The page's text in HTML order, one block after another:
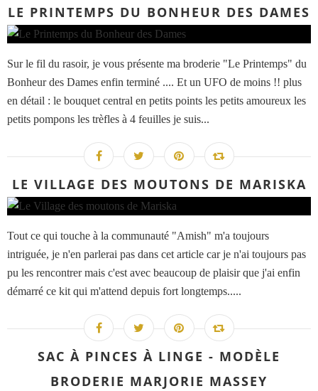
LE PRINTEMPS DU BONHEUR DES DAMES
Sur le fil du rasoir, je vous présente ma broderie "Le Printemps" du
Bonheur des Dames enfin terminé .... Et un UFO de moins !! plus
en détail : le bouquet central en petits points les petits amoureux les
petits pompons les trèfles à 4 feuilles je suis...
LE VILLAGE DES MOUTONS DE MARISKA
Tout ce qui touche à la communauté "Amish" m'a toujours
intriguée, je n'en parlerai pas dans cet article car je n'ai toujours pas
pu les rencontrer mais c'est avec beaucoup de plaisir que j'ai enfin
démarré ce kit qui m'attend depuis fort longtemps.....
SAC À PINCES À LINGE - MODÈLE
BRODERIE MARJORIE MASSEY